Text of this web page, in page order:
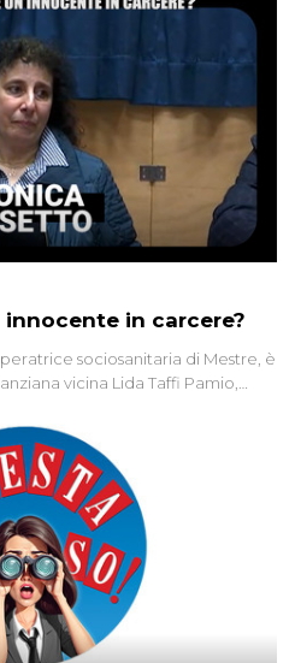
in carcere?
sociosanitaria di Mestre, è
vicina Lida Taffi Pamio,
si proclama innocente. Nel
stesso delitto, poi ritratta. Due
errore giudiziario o giustizia